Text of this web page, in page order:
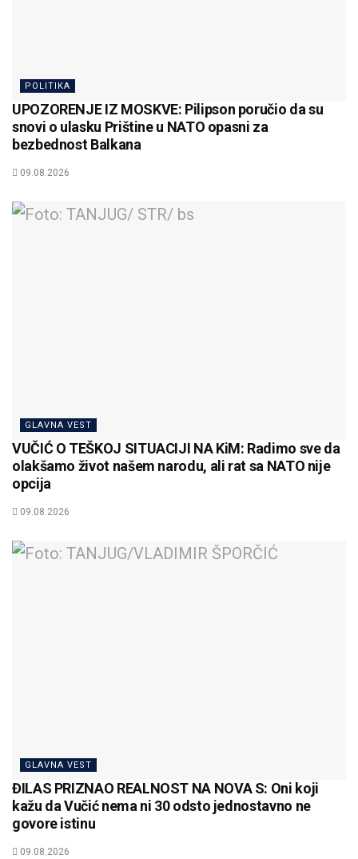
POLITIKA
UPOZORENJE IZ MOSKVE: Pilipson poručio da su
snovi o ulasku Prištine u NATO opasni za
bezbednost Balkana
09.08.2026
GLAVNA VEST
VUČIĆ O TEŠKOJ SITUACIJI NA KiM: Radimo sve da
olakšamo život našem narodu, ali rat sa NATO nije
opcija
09.08.2026
GLAVNA VEST
ĐILAS PRIZNAO REALNOST NA NOVA S: Oni koji
kažu da Vučić nema ni 30 odsto jednostavno ne
govore istinu
09.08.2026